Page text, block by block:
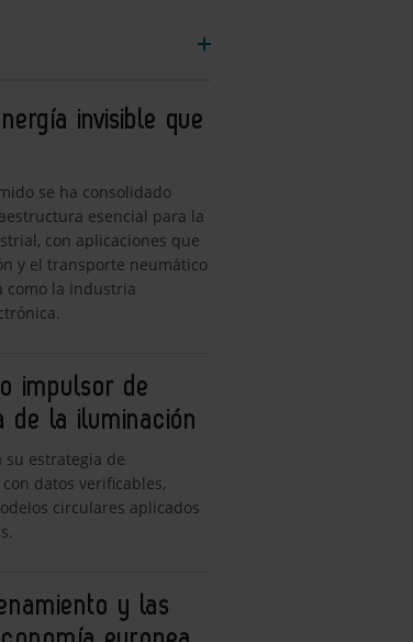
invisible que
se ha consolidado
esencial para la
con aplicaciones que
y el transporte neumático
como la industria
impulsor de
de la iluminación
su estrategia de
datos verificables,
circulares aplicados
y las